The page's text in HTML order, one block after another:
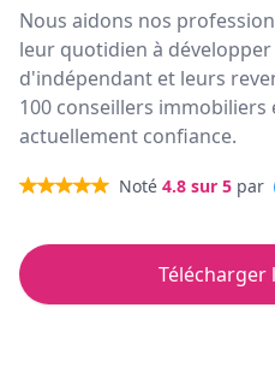
Nous aidons nos
leur quotidien à
d'indépendant et leurs
100 conseillers immobiliers
actuellement confiance.
Noté 4.8 sur 5 par
Télécharger